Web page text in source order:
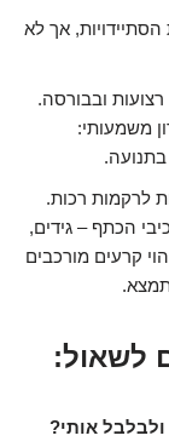
אך לא
ובבורסה.
משמעותי:
לרקמות רכות.
הכתף – גידים,
קרעים מורכבים
לשאול:
אותי?